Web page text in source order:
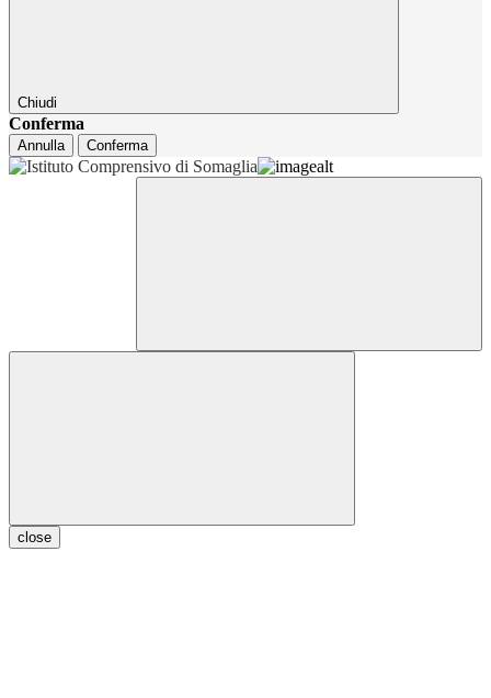
Chiudi
Conferma
Annulla Conferma
close